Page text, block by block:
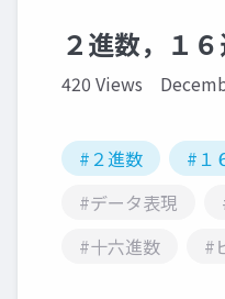
２進数，１
420 Views
#２進数 #１
#データ表現
#十六進数
#